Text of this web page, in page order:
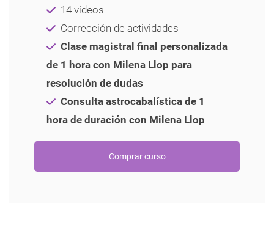
14 vídeos
Corrección de actividades
Clase magistral final personalizada
de 1 hora con Milena Llop para
resolución de dudas
Consulta astrocabalística de 1
hora de duración con Milena Llop